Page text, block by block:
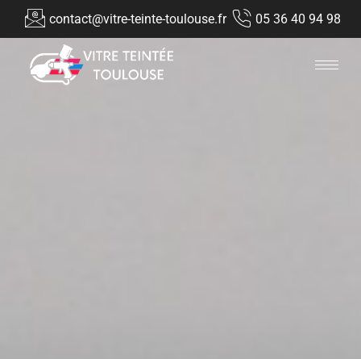
contact@vitre-teinte-toulouse.fr 05 36 40 94 98